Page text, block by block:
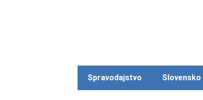
Spravodajstvo Slovensko